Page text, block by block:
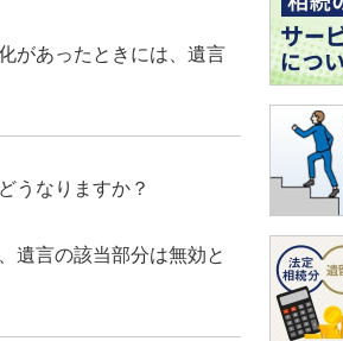
があったときには、遺言
うなりますか？
遺言の該当部分は無効と